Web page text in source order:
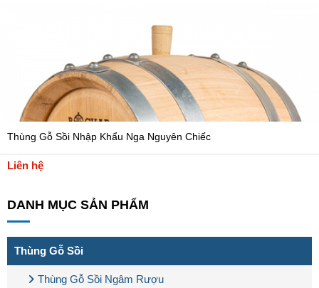
Thùng Gỗ Sồi Nhập Khẩu Nga Nguyên Chiếc
Liên hệ
DANH MỤC SẢN PHẨM
Thùng Gỗ Sồi
Thùng Gỗ Sồi Ngâm Rượu